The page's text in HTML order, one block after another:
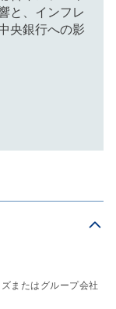
と、インフレ
央銀行への影
またはグループ会社